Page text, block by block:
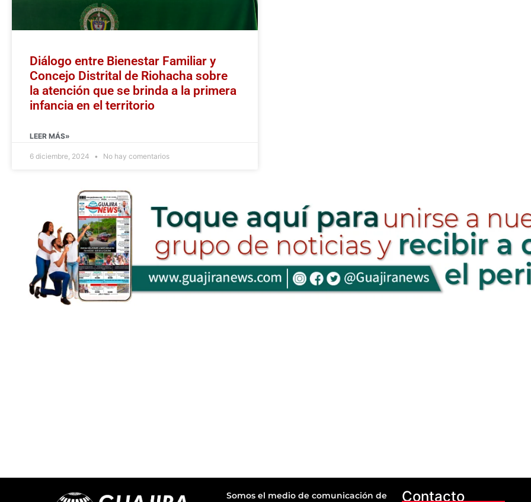
Diálogo entre Bienestar Familiar y
Concejo Distrital de Riohacha sobre
la atención que se brinda a la primera
infancia en el territorio
LEER MÁS»
6 diciembre, 2024 No hay comentarios
Somos el medio de comunicación de Contacto